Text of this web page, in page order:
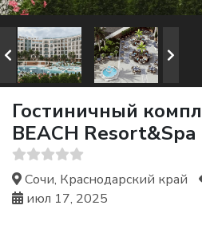
Гостиничный
BEACH Resort&Spa
Сочи, Краснодарский край
июл 17, 2025